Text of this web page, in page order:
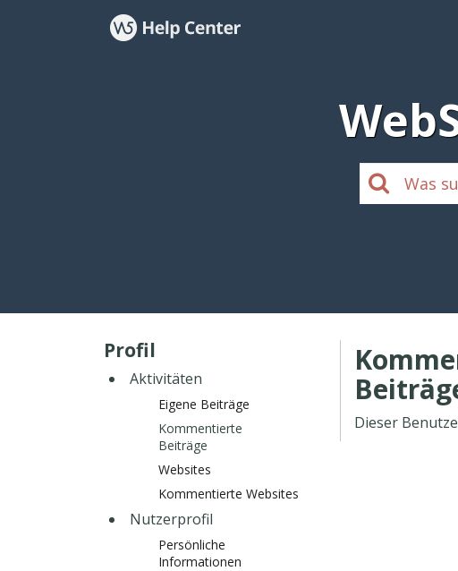
Profil
Aktivitäten
Eigene Beiträge
Kommentierte
Beiträge
Websites
Kommentierte Websites
Nutzerprofil
Persönliche
Informationen
Dieser